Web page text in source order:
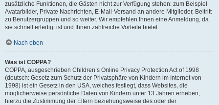
zusätzliche Funktionen, die Gästen nicht zur Verfügung stehen: zum Beispiel
Avatarbilder, Private Nachrichten, E-Mail-Versand an andere Mitglieder, Beitritt
zu Benutzergruppen und so weiter. Wir empfehlen Ihnen eine Anmeldung, da
sie schnell erledigt ist und Ihnen zahlreiche Vorteile bietet.
Nach oben
Was ist COPPA?
COPPA, ausgeschrieben Children’s Online Privacy Protection Act of 1998
(deutsch: Gesetz zum Schutz der Privatsphäre von Kindern im Internet von
1998) ist ein Gesetz in den USA, welches festlegt, dass Websites, die
möglicherweise persönliche Daten von Kindern unter 13 Jahren erheben,
hierzu die Zustimmung der Eltern beziehungsweise des oder der